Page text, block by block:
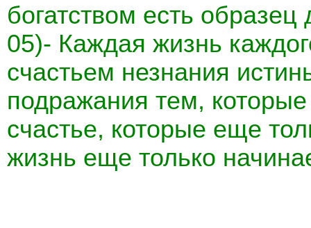
богатством есть
05)- Каждая жизнь
счастьем незнания
подражания тем,
счастье, которые еще
жизнь еще только